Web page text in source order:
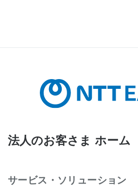
法人のお客さま ホーム
サービス・ソリューション